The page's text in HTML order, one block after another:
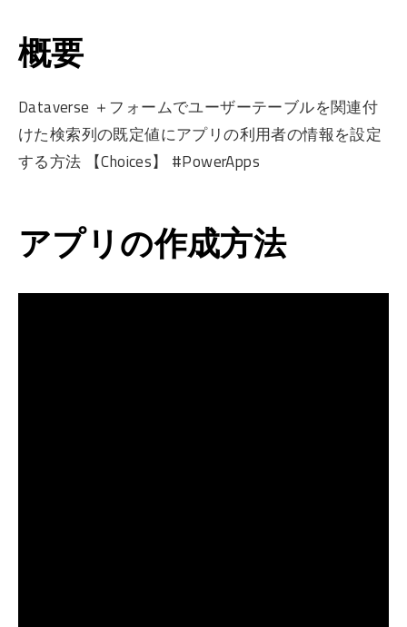
概要
Dataverse ＋フォームでユーザーテーブルを関連付
けた検索列の既定値にアプリの利用者の情報を設定
する方法 【Choices】 #PowerApps
アプリの作成方法